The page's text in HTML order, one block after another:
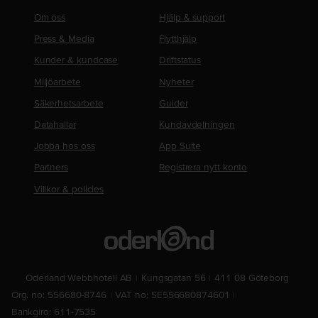
Om oss
Press & Media
Kunder & kundcase
Miljöarbete
Säkerhetsarbete
Datahallar
Jobba hos oss
Partners
Villkor & policies
Hjälp & support
Flytthjälp
Driftstatus
Nyheter
Guider
Kundavdelningen
App Suite
Registrera nytt konto
Oderland Webbhotell AB Kungsgatan 56
411 08 Göteborg
Org. no: 556680-8746
VAT no: SE556680874601
Bankgiro: 611-7535